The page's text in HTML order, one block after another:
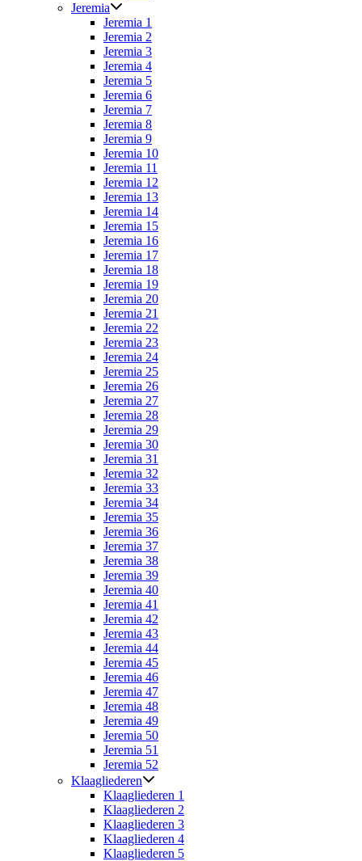
Jeremia
Jeremia 1
Jeremia 2
Jeremia 3
Jeremia 4
Jeremia 5
Jeremia 6
Jeremia 7
Jeremia 8
Jeremia 9
Jeremia 10
Jeremia 11
Jeremia 12
Jeremia 13
Jeremia 14
Jeremia 15
Jeremia 16
Jeremia 17
Jeremia 18
Jeremia 19
Jeremia 20
Jeremia 21
Jeremia 22
Jeremia 23
Jeremia 24
Jeremia 25
Jeremia 26
Jeremia 27
Jeremia 28
Jeremia 29
Jeremia 30
Jeremia 31
Jeremia 32
Jeremia 33
Jeremia 34
Jeremia 35
Jeremia 36
Jeremia 37
Jeremia 38
Jeremia 39
Jeremia 40
Jeremia 41
Jeremia 42
Jeremia 43
Jeremia 44
Jeremia 45
Jeremia 46
Jeremia 47
Jeremia 48
Jeremia 49
Jeremia 50
Jeremia 51
Jeremia 52
Klaagliederen
Klaagliederen 1
Klaagliederen 2
Klaagliederen 3
Klaagliederen 4
Klaagliederen 5